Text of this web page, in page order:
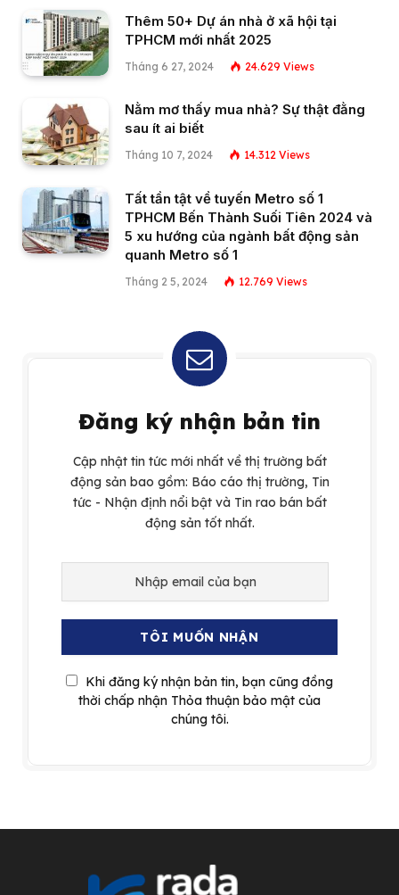
Thêm 50+ Dự án nhà ở xã hội tại
TPHCM mới nhất 2025
Tháng 6 27, 2024 24.629 Views
Nằm mơ thấy mua nhà? Sự thật đằng
sau ít ai biết
Tháng 10 7, 2024 14.312 Views
Tất tần tật về tuyến Metro số 1
TPHCM Bến Thành Suối Tiên 2024 và
5 xu hướng của ngành bất động sản
quanh Metro số 1
Tháng 2 5, 2024 12.769 Views
Đăng ký nhận bản tin
Cập nhật tin tức mới nhất về thị trường bất
động sản bao gồm: Báo cáo thị trường, Tin
tức - Nhận định nổi bật và Tin rao bán bất
động sản tốt nhất.
Khi đăng ký nhận bản tin, bạn cũng đồng
thời chấp nhận Thỏa thuận bảo mật của
chúng tôi.